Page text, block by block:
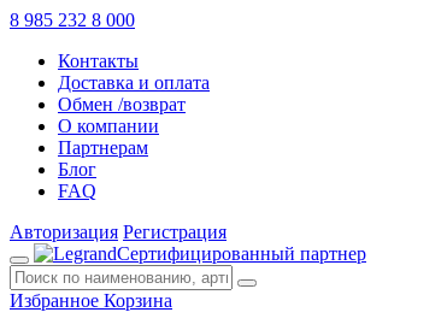
8 985 232 8 000
Контакты
Доставка и оплата
Обмен /возврат
О компании
Партнерам
Блог
FAQ
Авторизация Регистрация
Сертифицированный партнер
Избранное Корзина